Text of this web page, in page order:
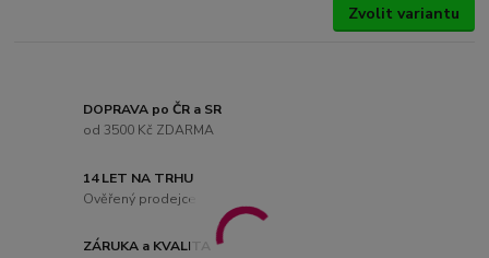
Zvolit variantu
DOPRAVA po ČR a SR
od 3500 Kč ZDARMA
14 LET NA TRHU
Ověřený prodejce
ZÁRUKA a KVALITA